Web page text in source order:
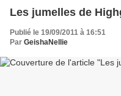
Les jumelles de
Publié le 19/09/2011 à 16:51
Par GeishaNellie